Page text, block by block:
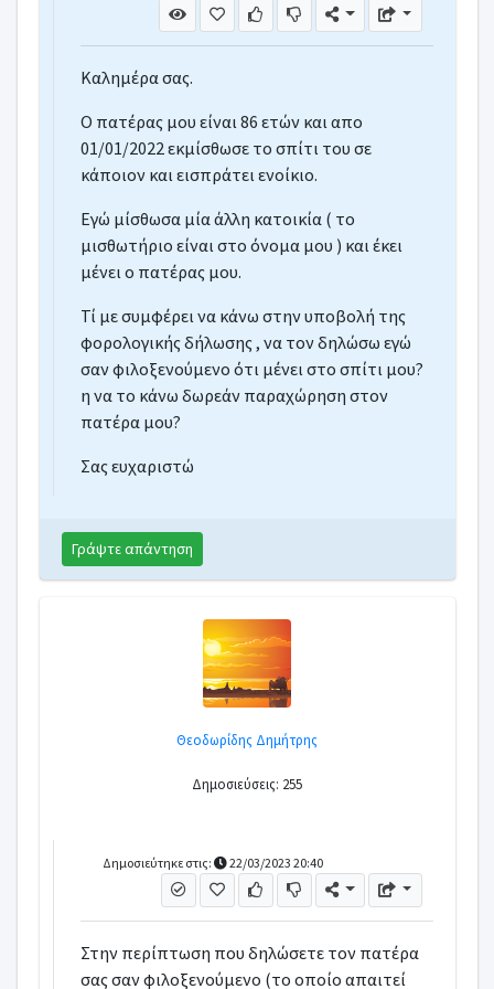
Απαλλαγη ΦΠΑ - Π.8271/1987
Φόρος καταβλητέος από ατομική
Έλεγχος σε επιχείρηση εστίασης
ΕΝΦΙΑ σε αποθηκευτικό χώρο εταιρίας ΑΕ
Διαφορά ακινήτου στο Ε9 και στο
Απαλλαγή ΕΝΦΙΑ
Καλημέρα σας.
Ο πατέρας μου είναι 86 ετών και απο
01/01/2022 εκμίσθωσε το σπίτι του σε
κάποιον και εισπράτει ενοίκιο.
Εγώ μίσθωσα μία άλλη κατοικία ( το
μισθωτήριο είναι στο όνομα μου ) και έκει
μένει ο πατέρας μου.
Τί με συμφέρει να κάνω στην υποβολή της
φορολογικής δήλωσης , να τον δηλώσω εγώ
σαν φιλοξενούμενο ότι μένει στο σπίτι μου
η να το κάνω δωρεάν παραχώρηση στον
πατέρα μου
Σας ευχαριστώ
Γράψτε απάντηση
Θεοδωρίδης Δημήτρης
Δημοσιεύσεις: 255
Δημοσιεύτηκε στις: 22/03/2023 20:40
Στην περίπτωση που δηλώσετε τον πατέρα
σας σαν φιλοξενούμενο (το οποίο απαιτεί